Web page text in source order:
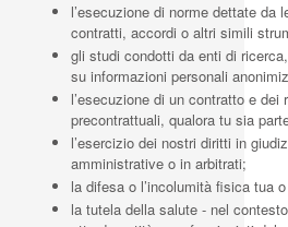
l’esecuzione di norme dettate da
contratti, accordi o altri simili
gli studi condotti da enti di
su informazioni personali
l’esecuzione di un contratto e dei
precontrattuali, qualora tu sia
l’esercizio dei nostri diritti in
amministrative o in arbitrati;
la difesa o l’incolumità fisica tua
la tutela della salute - nel